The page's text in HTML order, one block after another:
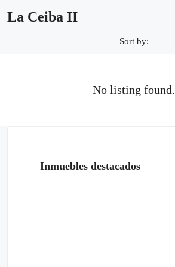
La Ceiba II
Sort by:
No listing found.
Inmuebles destacados